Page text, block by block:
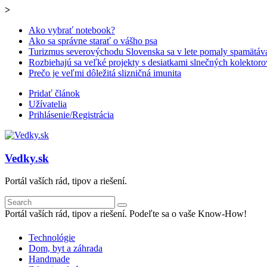
>
Ako vybrať notebook?
Ako sa správne starať o vášho psa
Turizmus severovýchodu Slovenska sa v lete pomaly
Rozbiehajú sa veľké projekty s desiatkami slnečných
Prečo je veľmi dôležitá slizničná imunita
Pridať článok
Užívatelia
Prihlásenie/Registrácia
Vedky.sk
Portál vaších rád, tipov a riešení.
Portál vaších rád, tipov a riešení. Podeľte sa o vaše Know-How!
Technológie
Dom, byt a záhrada
Handmade